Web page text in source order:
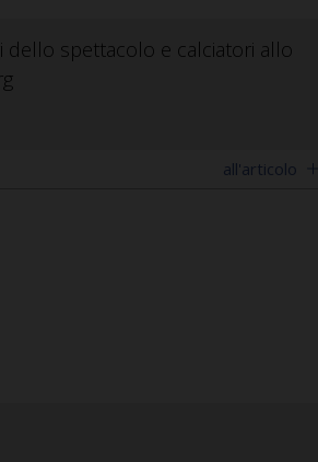
dello spettacolo e calciatori allo
all'articolo